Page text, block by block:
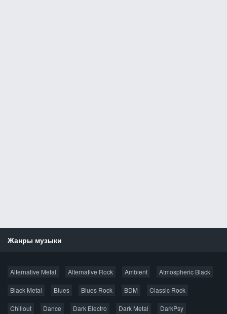
Жанры музыки
Alternative Metal Alternative Rock Ambient Atmospheric Black
Black Metal Blues Blues Rock BDM Classic Rock
Chillout Dance Dark Electro Dark Metal DarkPsy
Новые раздачи
Популярное за сутки